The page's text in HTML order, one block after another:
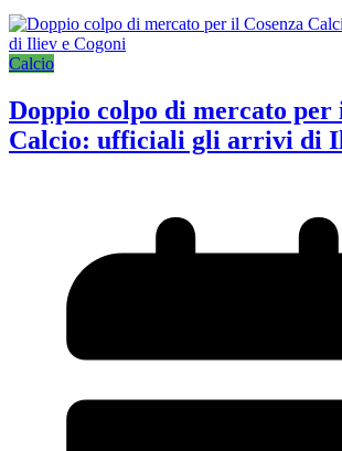
Calcio
Doppio colpo di mercato per
Calcio: ufficiali gli arrivi di